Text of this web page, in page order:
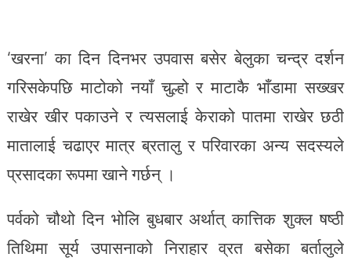
‘खरना’ का दिन दिनभर उपवास बसेर बेलुका चन्द्र दर्शन
गरिसकेपछि माटोको नयाँ चुल्हो र माटाकै भाँडामा सख्खर
राखेर खीर पकाउने र त्यसलाई केराको पातमा राखेर छठी
मातालाई चढाएर मात्र ब्रतालु र परिवारका अन्य सदस्यले
प्रसादका रूपमा खाने गर्छन् ।
पर्वको चौथो दिन भोलि बुधबार अर्थात् कात्तिक शुक्ल षष्ठी
तिथिमा सूर्य उपासनाको निराहार व्रत बसेका बर्तालुले